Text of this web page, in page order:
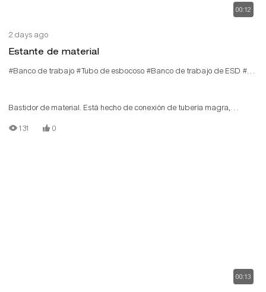
00:12
2 days ago
Estante de material
#Banco de trabajo #Tubo de esbocoso #Banco de trabajo de ESD #Bollinio de trabajo
Bastidor de material. Está hecho de conexión de tubería magra,
admite la personalización
131 0
00:13